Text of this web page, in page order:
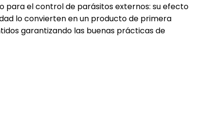
para el control de parásitos externos: su efecto
lo convierten en un producto de primera
garantizando las buenas prácticas de